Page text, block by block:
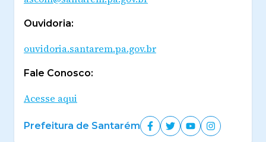
Ouvidoria:
ouvidoria.santarem.pa.gov.br
Fale Conosco:
Acesse aqui
Prefeitura de Santarém